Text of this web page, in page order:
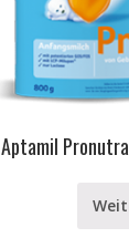
Aptamil